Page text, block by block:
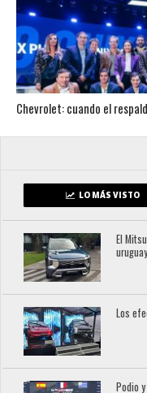
Chevrolet: cuando el
LO MÁS VISTO
El
Los
Podio